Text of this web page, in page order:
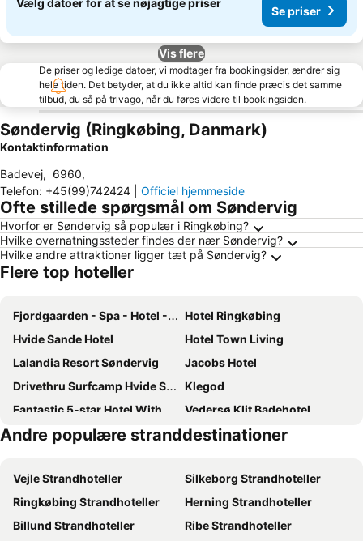
Vælg datoer for at se nøjagtige priser
Se priser
Vis flere
De priser og ledige datoer, vi modtager fra bookingsider, ændrer sig
hele tiden. Det betyder, at du ikke altid kan finde præcis det samme
tilbud, du så på trivago, når du føres videre til bookingsiden.
Søndervig (Ringkøbing, Danmark)
Kontaktinformation
Badevej, 6960,
Telefon: +45(99)742424 Officiel hjemmeside
Ofte stillede spørgsmål om Søndervig
Hvorfor er Søndervig så populær i Ringkøbing?
Hvilke overnatningssteder findes der nær Søndervig?
Hvilke andre attraktioner ligger tæt på Søndervig?
Flere top hoteller
Fjordgaarden - Spa - Hotel - Konference
Hotel Ringkøbing
Hvide Sande Hotel
Hotel Town Living
Lalandia Resort Søndervig
Jacobs Hotel
Drivethru Surfcamp Hvide Sande
Klegod
Fantastic 5-star Hotel With Swimming Pool For 10 People On The North Sea
Vedersø Klit Badehotel
Klegod/Holmsland Klitby
Nr. Lyngvig
Andre populære stranddestinationer
Vejle Strandhoteller
Silkeborg Strandhoteller
Ringkøbing Strandhoteller
Herning Strandhoteller
Billund Strandhoteller
Ribe Strandhoteller